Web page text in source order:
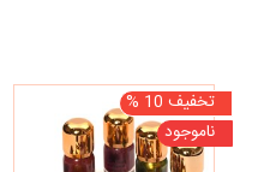
تخفیف 10 %
ناموجود